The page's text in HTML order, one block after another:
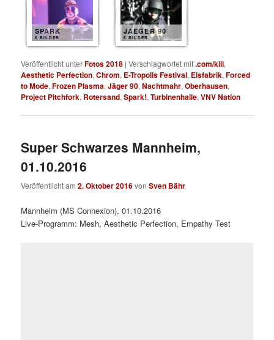
SPARK
6 BILDER
JAEGER 90
6 BILDER
Veröffentlicht unterFotos 2018 |Verschlagwortet mit.com/kill,
Aesthetic Perfection,Chrom, E-Tropolis Festival, Eisfabrik,Forced
to Mode,Frozen Plasma,Jäger 90,Nachtmahr,Oberhausen,
Project Pitchfork, Rotersand,Spark!,Turbinenhalle,VNV Nation
Super Schwarzes Mannheim,
01.10.2016
Veröffentlicht am2. Oktober 2016vonSven Bähr
Mannheim (MS Connexion), 01.10.2016
Live-Programm: Mesh, Aesthetic Perfection, Empathy Test